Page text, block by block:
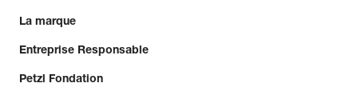
La marque
Entreprise Responsable
Petzl Fondation